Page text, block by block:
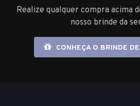
Realize qualquer compra acima
nosso brinde da
CONHEÇA O BRINDE